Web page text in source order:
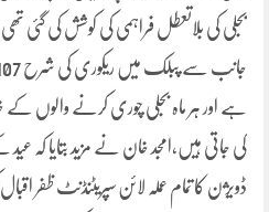
بجلی کی بلاتعطل فراہمی کی کوشش کی گئی
کی جاتی ہیں،امجد خان نے مزید بتایا کہ
ڈویژن کا تمام عملہ لائن سپریٹنڈنٹ ظفر